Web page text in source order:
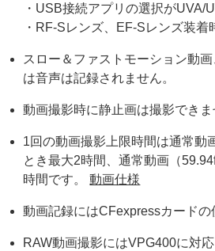
・USB接続アプリの選択がUVA/
・RF-Sレンズ、EF-Sレンズ装着
スロー＆ファストモーション動
は音声は記録されません。
動画撮影時に静止画は撮影できま
1回の動画撮影上限時間は通常動
とき最大2時間、通常動画（
時間です。動画仕様
動画記録にはCFexpressカードの
RAW動画撮影にはVPG400に対